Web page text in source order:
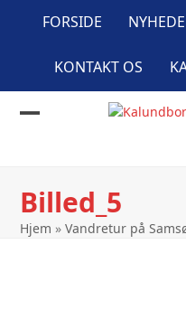
FORSIDE
KONTAKT OS
menu
menu
Billed_5
Hjem »Vandretur på